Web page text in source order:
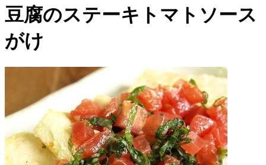
豆腐のステーキトマトソース
がけ